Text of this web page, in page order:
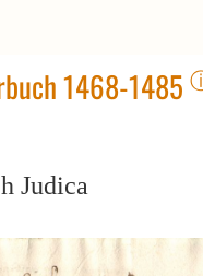
1468-1485
Judica